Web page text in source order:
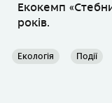
Екокемп
років.
Екологія Події